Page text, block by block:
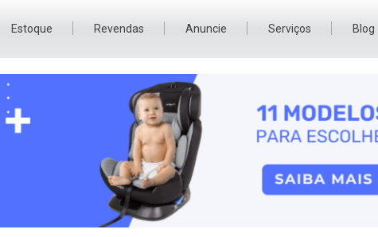
Estoque Revendas Anuncie Serviços Blog